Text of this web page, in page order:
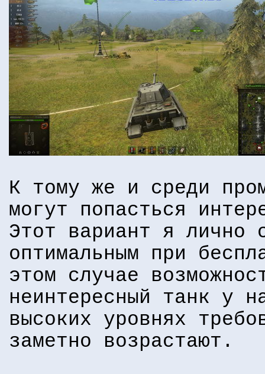
К тому же и среди
могут попасться
Этот вариант я лично
оптимальным при
этом случае
неинтересный танк у
высоких уровнях
заметно возрастают.